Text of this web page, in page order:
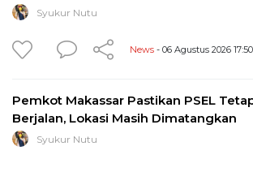
Syukur Nutu
News - 06 Agustus 2026 17:50
Pemkot Makassar Pastikan PSEL
Berjalan, Lokasi Masih Dimatangkan
Syukur Nutu